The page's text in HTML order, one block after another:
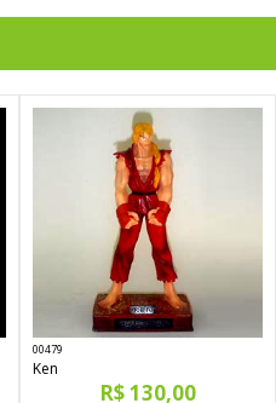
00479
Ken
R$ 130,00